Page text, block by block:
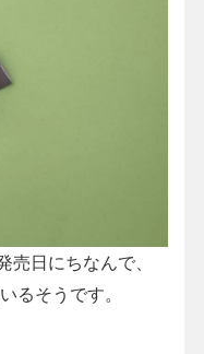
売日にちなんで、
るそうです。